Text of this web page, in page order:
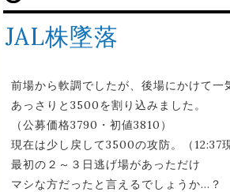
JAL株墜落
前場から軟調でしたが、後場にかけて一
あっさりと3500を割り込みました。
（公募価格3790・初値3810）
現在は少し戻して3500の攻防。（12:37
最初の２～３日逃げ場があっただけ
マシな方だったと言えるでしょうか…？